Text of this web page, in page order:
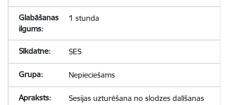
1 stunda
SES
Nepieciešams
Sesijas uzturēšana no slodzes dalīšanas